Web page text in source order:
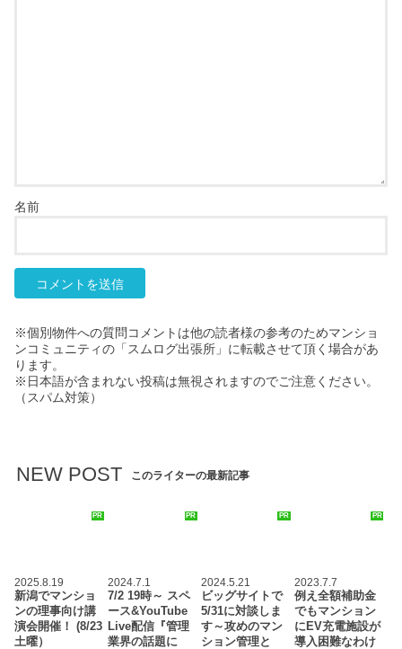
名前
※個別物件への質問コメントは他の読者様の参考のためマンショ
ンコミュニティの「スムログ出張所」に転載させて頂く場合があ
ります。
※日本語が含まれない投稿は無視されますのでご注意ください。
（スパム対策）
NEW POST このライターの最新記事
PR
2025.8.19
新潟でマンショ
ンの理事向け講
演会開催！ (8/23
土曜）
PR
2024.7.1
7/2 19時～ スペ
ース&YouTube
Live配信『管理
業界の話題に
PR
2024.5.21
ビッグサイトで
5/31に対談しま
す～攻めのマン
ション管理と
PR
2023.7.7
例え全額補助金
でもマンション
にEV充電施設が
導入困難なわけ